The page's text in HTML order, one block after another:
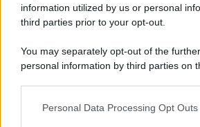
information utilized by us or personal
third parties prior to your opt-out.
You may separately opt-out of the
personal information by third parties on
This information may also be disclosed
Personal Data Processing Opt Outs